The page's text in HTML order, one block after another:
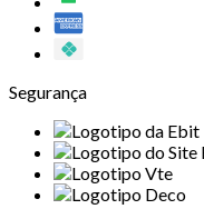
Segurança